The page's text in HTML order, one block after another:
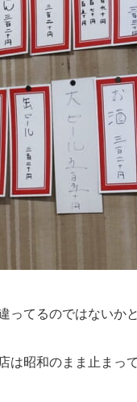
ってるのではないか
は昭和のまま止まっ